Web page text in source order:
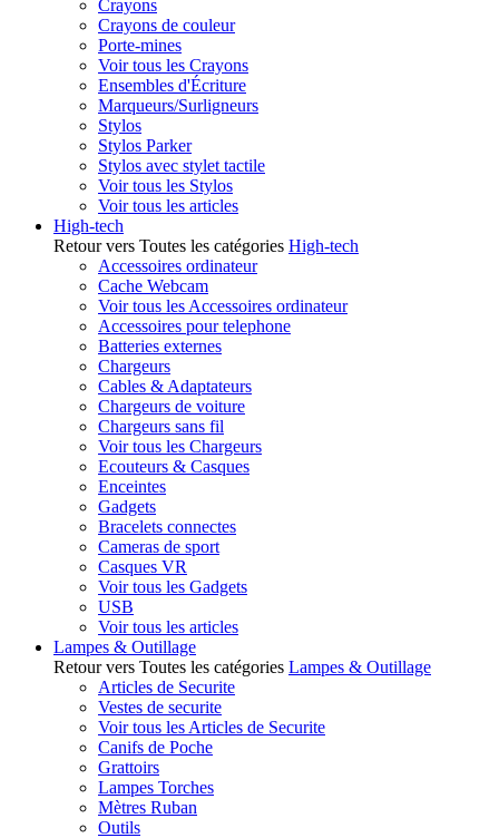
Crayons
Crayons de couleur
Porte-mines
Voir tous les Crayons
Ensembles d'Écriture
Marqueurs/Surligneurs
Stylos
Stylos Parker
Stylos avec stylet tactile
Voir tous les Stylos
Voir tous les articles
High-tech
Retour vers Toutes les catégories High-tech
Accessoires ordinateur
Cache Webcam
Voir tous les Accessoires ordinateur
Accessoires pour telephone
Batteries externes
Chargeurs
Cables & Adaptateurs
Chargeurs de voiture
Chargeurs sans fil
Voir tous les Chargeurs
Ecouteurs & Casques
Enceintes
Gadgets
Bracelets connectes
Cameras de sport
Casques VR
Voir tous les Gadgets
USB
Voir tous les articles
Lampes & Outillage
Retour vers Toutes les catégories Lampes & Outillage
Articles de Securite
Vestes de securite
Voir tous les Articles de Securite
Canifs de Poche
Grattoirs
Lampes Torches
Mètres Ruban
Outils